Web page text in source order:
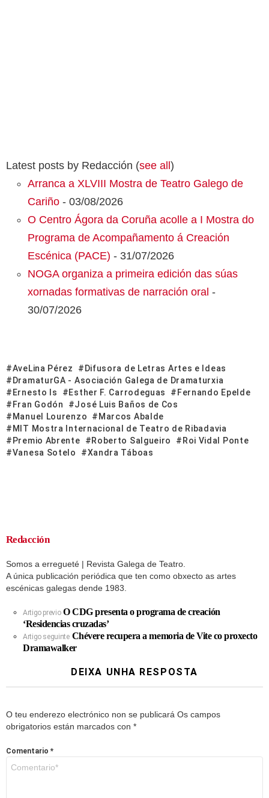
Latest posts by Redacción (see all)
Arranca a XLVIII Mostra de Teatro Galego de
Cariño - 03/08/2026
O Centro Ágora da Coruña acolle a I Mostra do
Programa de Acompañamento á Creación
Escénica (PACE) - 31/07/2026
NOGA organiza a primeira edición das súas
xornadas formativas de narración oral -
30/07/2026
AveLina Pérez
Difusora de Letras Artes e Ideas
DramaturGA - Asociación Galega de Dramaturxia
Ernesto Is
Esther F. Carrodeguas
Fernando Epelde
Fran Godón
José Luis Baños de Cos
Manuel Lourenzo
Marcos Abalde
MIT Mostra Internacional de Teatro de Ribadavia
Premio Abrente
Roberto Salgueiro
Roi Vidal Ponte
Vanesa Sotelo
Xandra Táboas
Redacción
Somos a erregueté | Revista Galega de Teatro.
A única publicación periódica que ten como obxecto as artes
escénicas galegas dende 1983.
Artigo previo O CDG presenta o programa de creación
‘Residencias cruzadas’
Artigo seguinte Chévere recupera a memoria de Vite co proxecto
Dramawalker
DEIXA UNHA RESPOSTA
O teu enderezo electrónico non se publicará Os campos
obrigatorios están marcados con *
Comentario *